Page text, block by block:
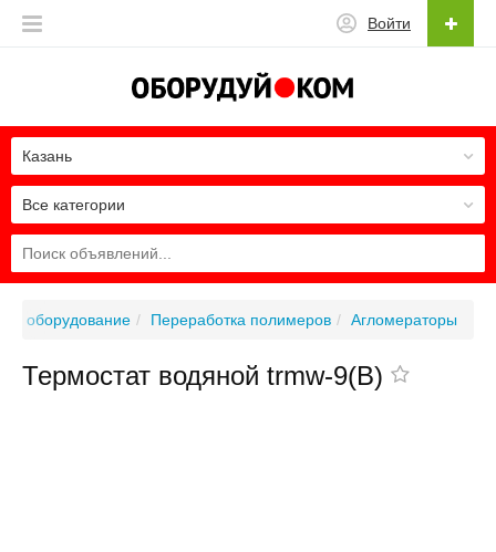
Войти
Все категории
Казань
оборудование Переработка полимеров Агломераторы
Термостат водяной trmw-9(B)